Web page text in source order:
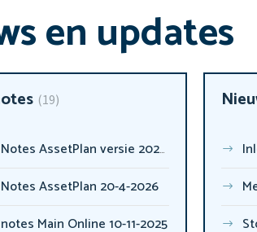
en updates
19
AssetPlan versie 20260706.4034
AssetPlan 20-4-2026
Main Online 10-11-2025